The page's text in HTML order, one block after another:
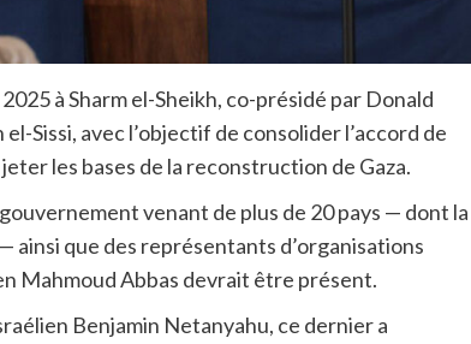
à Sharm el-Sheikh, co-présidé par Donald
Sissi, avec l’objectif de consolider l’accord de
les bases de la reconstruction de Gaza.
venant de plus de 20 pays — dont la
ainsi que des représentants d’organisations
Mahmoud Abbas devrait être présent.
Benjamin Netanyahu, ce dernier a